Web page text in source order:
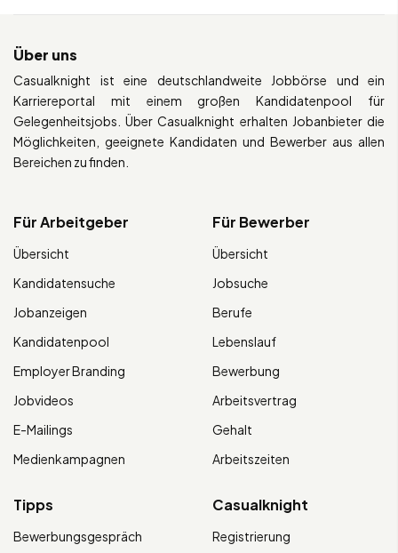
Über uns
Casualknight ist eine deutschlandweite Jobbörse und ein
Karriereportal mit einem großen Kandidatenpool für
Gelegenheitsjobs. Über Casualknight erhalten Jobanbieter die
Möglichkeiten, geeignete Kandidaten und Bewerber aus allen
Bereichen zu finden.
Für Arbeitgeber
Übersicht
Kandidatensuche
Jobanzeigen
Kandidatenpool
Employer Branding
Jobvideos
E-Mailings
Medienkampagnen
Für Bewerber
Übersicht
Jobsuche
Berufe
Lebenslauf
Bewerbung
Arbeitsvertrag
Gehalt
Arbeitszeiten
Tipps
Bewerbungsgespräch
Casualknight
Registrierung